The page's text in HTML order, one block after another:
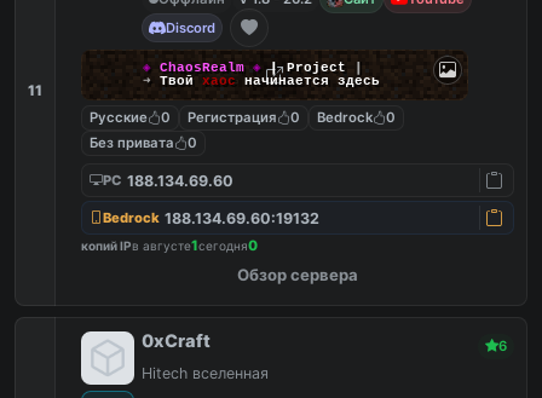
11
Discord
◈ ChaosRealm ◈┃ Project
➜ Твой хаос начинается здесь
Русские 0 Регистрация 0 Bedrock
0
Без привата
0
PC 188.134.69.60
Bedrock 188.134.69.60:19132
копий IPв августе1сегодня0
Обзор сервера
0xCraft 6
Hitech вселенная